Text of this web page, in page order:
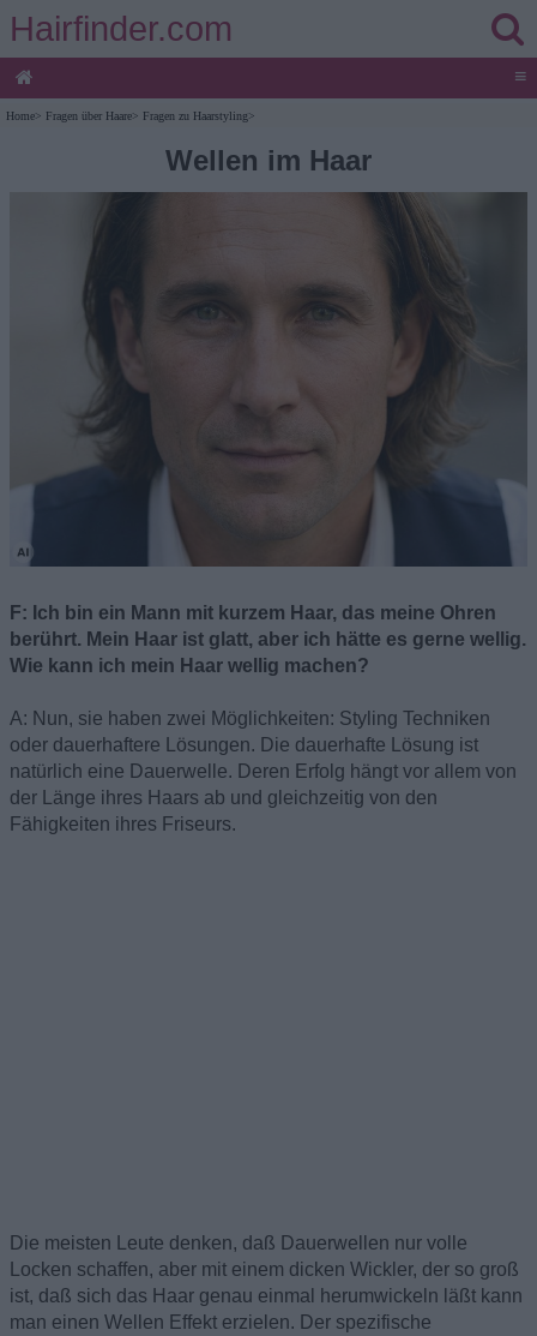
Hairfinder.com
≡
Home> Fragen über Haare> Fragen zu Haarstyling>
Wellen im Haar
F: Ich bin ein Mann mit kurzem Haar, das meine Ohren
berührt. Mein Haar ist glatt, aber ich hätte es gerne wellig.
Wie kann ich mein Haar wellig machen?
A: Nun, sie haben zwei Möglichkeiten: Styling Techniken
oder dauerhaftere Lösungen. Die dauerhafte Lösung ist
natürlich eine Dauerwelle. Deren Erfolg hängt vor allem von
der Länge ihres Haars ab und gleichzeitig von den
Fähigkeiten ihres Friseurs.
Die meisten Leute denken, daß Dauerwellen nur volle
Locken schaffen, aber mit einem dicken Wickler, der so groß
ist, daß sich das Haar genau einmal herumwickeln läßt kann
man einen Wellen Effekt erzielen. Der spezifische